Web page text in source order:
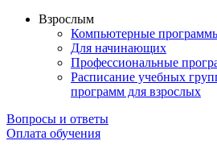
Взрослым
Компьютерные
Для начинающих
Профессиональные
Расписание учебных
программ для взрослых
Вопросы и ответы
Оплата обучения